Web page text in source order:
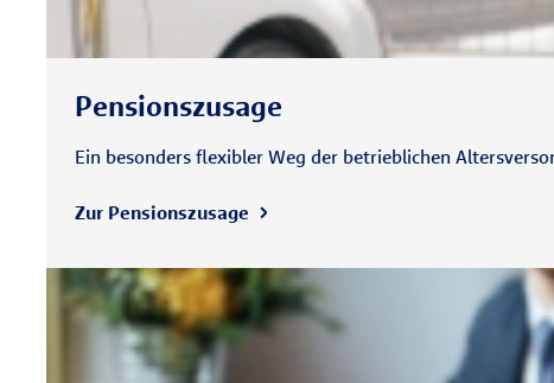
Pensionszusage
Ein besonders flexibler Weg der betrieblichen
Zur Pensionszusage